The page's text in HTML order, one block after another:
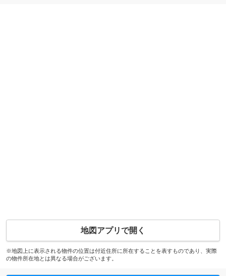
地図アプリで開く
※地図上に表示される物件の位置は付近住所に所在することを表すものであり、実際
の物件所在地とは異なる場合がございます。